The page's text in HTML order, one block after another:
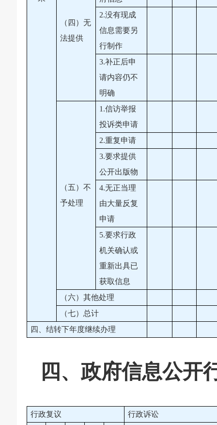
（四）无
法提供
2.没有现成
信息需要另
行制作
3.补正后申
请内容仍不
明确
（五）不
予处理
1.信访举报
投诉类申请
2.重复申请
3.要求提供
公开出版物
4.无正当理
由大量反复
申请
5.要求行政
机关确认或
重新出具已
获取信息
（六）其他处理
（七）总计
四、结转下年度继续办理
四、政府信息公开
行政复议 行政诉讼